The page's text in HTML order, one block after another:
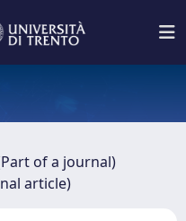
of a journal)
article)